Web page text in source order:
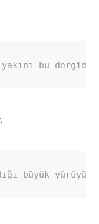
yakını bu
büyük